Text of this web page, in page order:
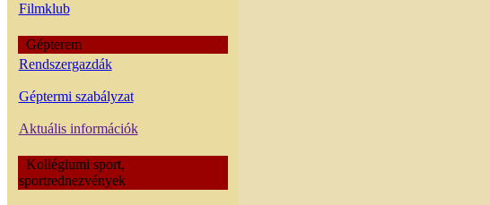
Filmklub
Gépterem
Rendszergazdák
Géptermi szabályzat
Aktuális információk
Kollégiumi sport,
sportrednezvények